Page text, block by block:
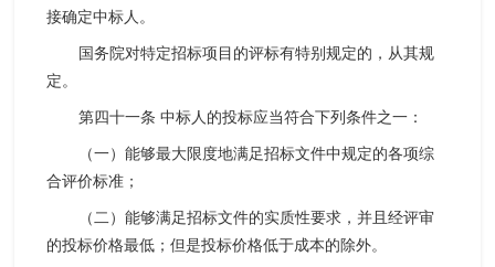
接确定中标人。
国务院对特定招标项目的评标有特别规定的，从其规
定。
第四十一条 中标人的投标应当符合下列条件之一：
（一）能够最大限度地满足招标文件中规定的各项综
合评价标准；
（二）能够满足招标文件的实质性要求，并且经评审
的投标价格最低；但是投标价格低于成本的除外。